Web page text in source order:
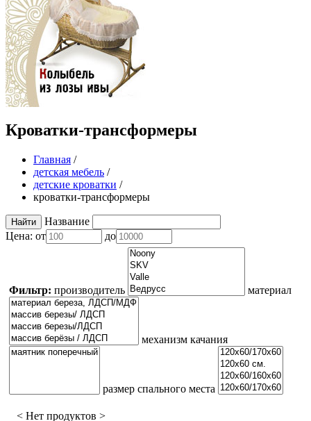
Кроватки-трансформеры
Главная /
детская мебель /
детские кроватки /
кроватки-трансформеры
Название
Цена: от до
Фильтр: производитель материал
механизм качания
размер спального места
< Нет продуктов >